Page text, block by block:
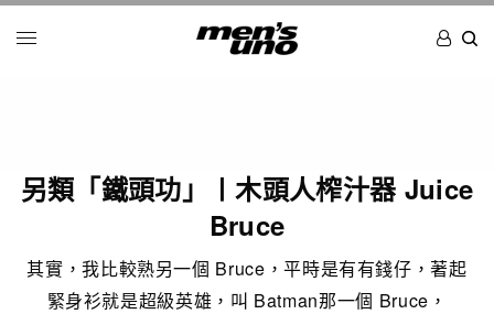
另類「鐵頭功」〡木頭人榨汁器 Juice
Bruce
其實，我比較熟另一個 Bruce，平時是有有錢仔，著起
緊身衫就是超級英雄，叫 Batman那一個 Bruce，